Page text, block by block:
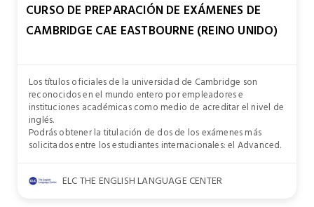
CURSO DE PREPARACIÓN DE EXÁMENES DE
CAMBRIDGE CAE EASTBOURNE (REINO UNIDO)
Los títulos oficiales de la universidad de Cambridge son
reconocidos en el mundo entero por empleadores e
instituciones académicas como medio de acreditar el nivel de
inglés.
Podrás obtener la titulación de dos de los exámenes más
solicitados entre los estudiantes internacionales: el Advanced.
ELC THE ENGLISH LANGUAGE CENTER